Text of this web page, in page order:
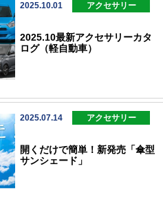
2025.10.01 アクセサリー
2025.10最新アクセサリーカタ
ログ（軽自動車）
2025.07.14 アクセサリー
開くだけで簡単！新発売「傘型
サンシェード」